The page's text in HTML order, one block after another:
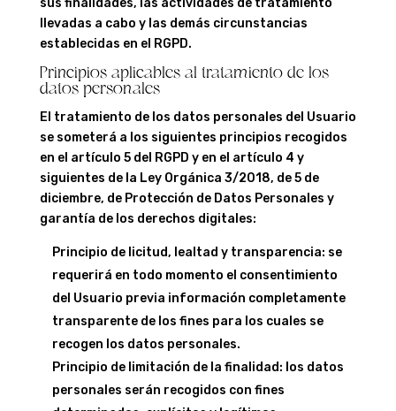
sus finalidades, las actividades de tratamiento
llevadas a cabo y las demás circunstancias
establecidas en el RGPD.
Principios aplicables al tratamiento de los
datos personales
El tratamiento de los datos personales del Usuario
se someterá a los siguientes principios recogidos
en el artículo 5 del RGPD y en el artículo 4 y
siguientes de la Ley Orgánica 3/2018, de 5 de
diciembre, de Protección de Datos Personales y
garantía de los derechos digitales:
Principio de licitud, lealtad y transparencia: se
requerirá en todo momento el consentimiento
del Usuario previa información completamente
transparente de los fines para los cuales se
recogen los datos personales.
Principio de limitación de la finalidad: los datos
personales serán recogidos con fines